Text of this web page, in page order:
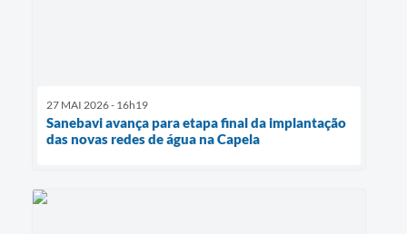
27 MAI 2026 - 16h19
Sanebavi avança para etapa final da implantação
das novas redes de água na Capela